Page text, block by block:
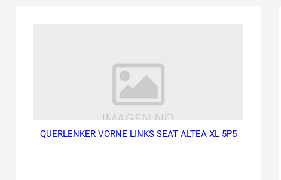
QUERLENKER VORNE LINKS SEAT ALTEA XL 5P5